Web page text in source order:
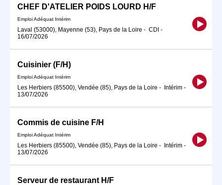
CHEF D'ATELIER POIDS LOURD H/F
Emploi Adéquat Intérim
Laval (53000), Mayenne (53), Pays de la Loire - CDI -
16/07/2026
Cuisinier (F/H)
Emploi Adéquat Intérim
Les Herbiers (85500), Vendée (85), Pays de la Loire - Intérim -
13/07/2026
Commis de cuisine F/H
Emploi Adéquat Intérim
Les Herbiers (85500), Vendée (85), Pays de la Loire - Intérim -
13/07/2026
Serveur de restaurant H/F